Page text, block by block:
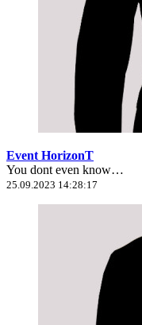
Event HorizonT
You dont even know…
25.09.2023 14:28:17